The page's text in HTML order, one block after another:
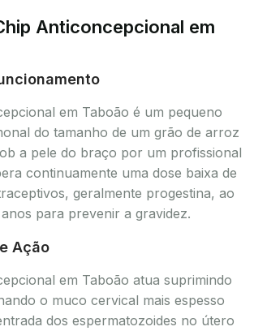
Anticoncepcional em
em Taboão é um pequeno
do tamanho de um grão de arroz
a pele do braço por um profissional
continuamente uma dose baixa de
geralmente progestina, ao
para prevenir a gravidez.
Ação
em Taboão atua suprimindo
o muco cervical mais espesso
dos espermatozoides no útero